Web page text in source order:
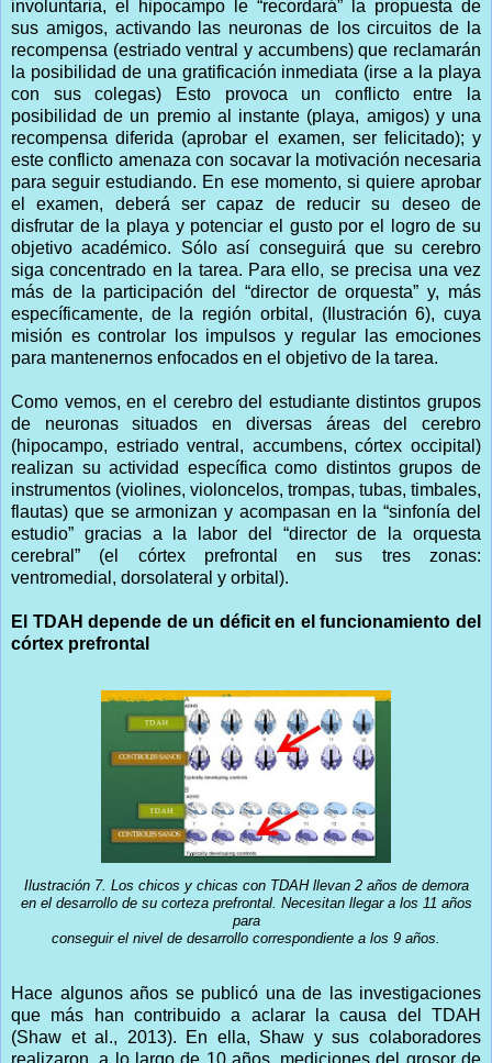
involuntaria, el hipocampo le “recordará” la propuesta de
sus amigos, activando las neuronas de los circuitos de la
recompensa (estriado ventral y accumbens) que reclamarán
la posibilidad de una gratificación inmediata (irse a la playa
con sus colegas) Esto provoca un conflicto entre la
posibilidad de un premio al instante (playa, amigos) y una
recompensa diferida (aprobar el examen, ser felicitado); y
este conflicto amenaza con socavar la motivación necesaria
para seguir estudiando. En ese momento, si quiere aprobar
el examen, deberá ser capaz de reducir su deseo de
disfrutar de la playa y potenciar el gusto por el logro de su
objetivo académico. Sólo así conseguirá que su cerebro
siga concentrado en la tarea. Para ello, se precisa una vez
más de la participación del “director de orquesta” y, más
específicamente, de la región orbital, (Ilustración 6), cuya
misión es controlar los impulsos y regular las emociones
para mantenernos enfocados en el objetivo de la tarea.
Como vemos, en el cerebro del estudiante distintos grupos
de neuronas situados en diversas áreas del cerebro
(hipocampo, estriado ventral, accumbens, córtex occipital)
realizan su actividad específica como distintos grupos de
instrumentos (violines, violoncelos, trompas, tubas, timbales,
flautas) que se armonizan y acompasan en la “sinfonía del
estudio” gracias a la labor del “director de la orquesta
cerebral” (el córtex prefrontal en sus tres zonas:
ventromedial, dorsolateral y orbital).
El TDAH depende de un déficit en el funcionamiento del
córtex prefrontal
Ilustración 7. Los chicos y chicas con TDAH llevan 2 años de demora
en el desarrollo de su corteza prefrontal. Necesitan llegar a los 11 años
para
conseguir el nivel de desarrollo correspondiente a los 9 años.
Hace algunos años se publicó una de las investigaciones
que más han contribuido a aclarar la causa del TDAH
(Shaw et al., 2013). En ella, Shaw y sus colaboradores
realizaron, a lo largo de 10 años, mediciones del grosor de